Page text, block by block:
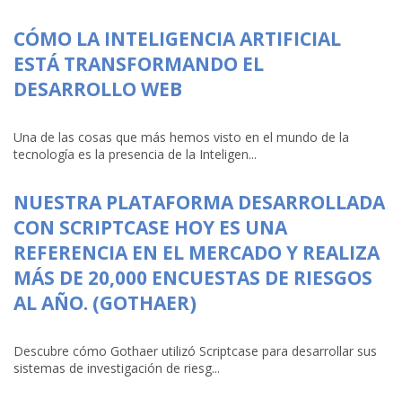
CÓMO LA INTELIGENCIA ARTIFICIAL
ESTÁ TRANSFORMANDO EL
DESARROLLO WEB
Una de las cosas que más hemos visto en el mundo de la
tecnología es la presencia de la Inteligen...
NUESTRA PLATAFORMA DESARROLLADA
CON SCRIPTCASE HOY ES UNA
REFERENCIA EN EL MERCADO Y REALIZA
MÁS DE 20,000 ENCUESTAS DE RIESGOS
AL AÑO. (GOTHAER)
Descubre cómo Gothaer utilizó Scriptcase para desarrollar sus
sistemas de investigación de riesg...